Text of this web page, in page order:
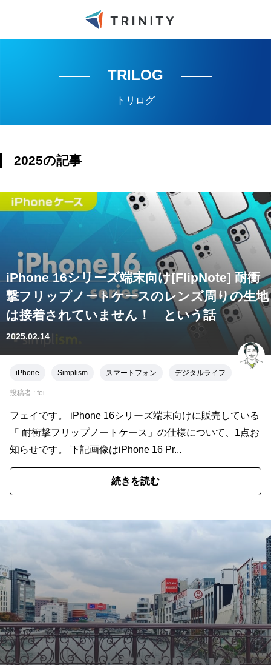
TRILOG
トリログ
2025の記事
iPhone 16シリーズ端末向け[FlipNote] 耐衝
撃フリップノートケースのレンズ周りの生地
は接着されていません！ という話
2025.02.14
iPhone Simplism スマートフォン デジタルライフ
投稿者 : fei
フェイです。 iPhone 16シリーズ端末向けに販売している
「 耐衝撃フリップノートケース」の仕様について、1点お
知らせです。 下記画像はiPhone 16 Pr...
続きを読む